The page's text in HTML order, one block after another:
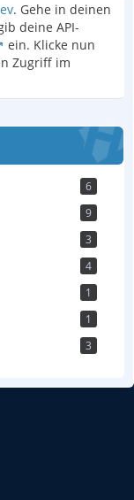
. Gehe in deinen
deine API-
ein. Klicke nun
Zugriff im
6
9
3
4
1
1
3